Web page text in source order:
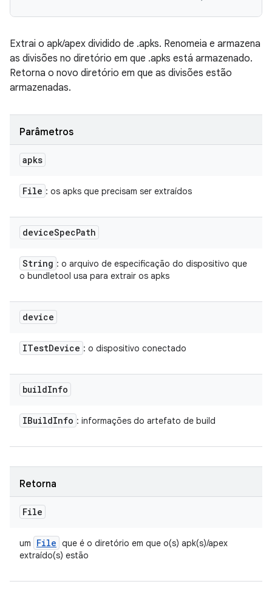
Extrai o apk/apex dividido de .apks. Renomeia e armazena
as divisões no diretório em que .apks está armazenado.
Retorna o novo diretório em que as divisões estão
armazenadas.
Parâmetros
apks
File : os apks que precisam ser extraídos
deviceSpecPath
String : o arquivo de especificação do dispositivo que
o bundletool usa para extrair os apks
device
ITestDevice : o dispositivo conectado
buildInfo
IBuildInfo : informações do artefato de build
Retorna
File
um File que é o diretório em que o(s) apk(s)/apex
extraído(s) estão